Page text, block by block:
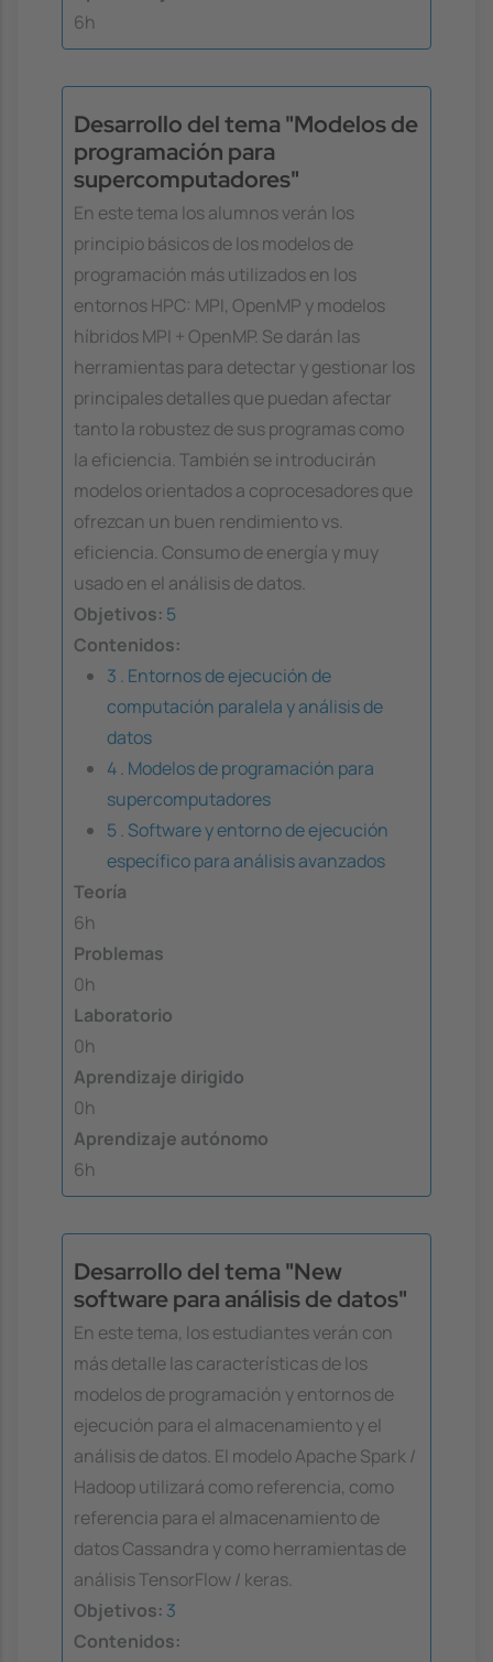
6h
Desarrollo del tema "Modelos de
programación para
supercomputadores"
En este tema los alumnos verán los
principio básicos de los modelos de
programación más utilizados en los
entornos HPC: MPI, OpenMP y modelos
híbridos MPI + OpenMP. Se darán las
herramientas para detectar y gestionar los
principales detalles que puedan afectar
tanto la robustez de sus programas como
la eficiencia. También se introducirán
modelos orientados a coprocesadores que
ofrezcan un buen rendimiento vs.
eficiencia. Consumo de energía y muy
usado en el análisis de datos.
Objetivos: 5
Contenidos:
3 . Entornos de ejecución de
computación paralela y análisis de
datos
4 . Modelos de programación para
supercomputadores
5 . Software y entorno de ejecución
específico para análisis avanzados
Teoría
6h
Problemas
0h
Laboratorio
0h
Aprendizaje dirigido
0h
Aprendizaje autónomo
6h
Desarrollo del tema "New
software para análisis de datos"
En este tema, los estudiantes verán con
más detalle las características de los
modelos de programación y entornos de
ejecución para el almacenamiento y el
análisis de datos. El modelo Apache Spark /
Hadoop utilizará como referencia, como
referencia para el almacenamiento de
datos Cassandra y como herramientas de
análisis TensorFlow / keras.
Objetivos: 3
Contenidos: